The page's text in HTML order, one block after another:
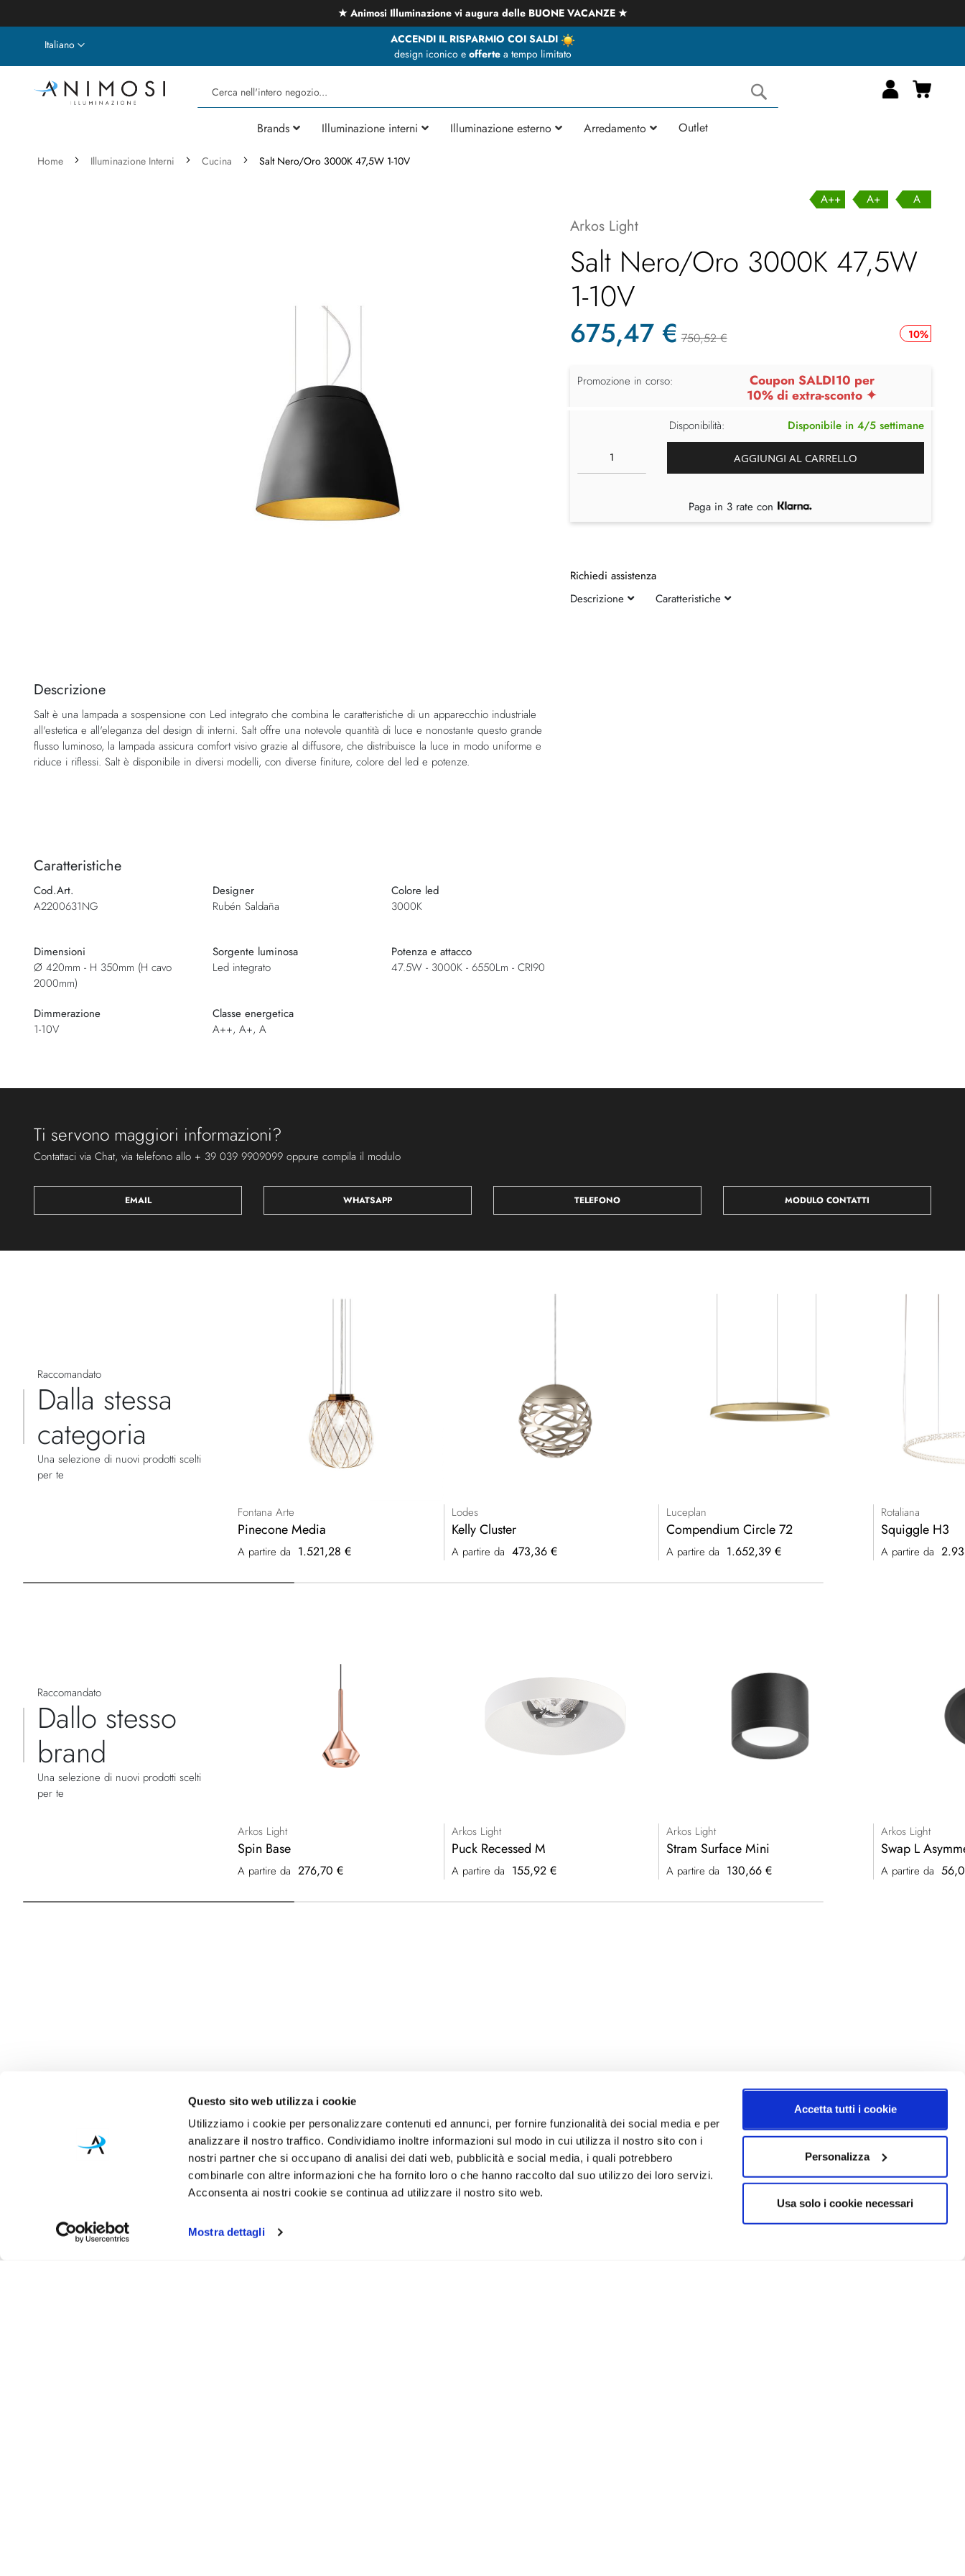
Questo sito web utilizza i cookie
Utilizziamo i cookie per personalizzare contenuti ed annunci, per fornire funzionalità dei social media e per
analizzare il nostro traffico. Condividiamo inoltre informazioni sul modo in cui utilizza il nostro sito con i
nostri partner che si occupano di analisi dei dati web, pubblicità e social media, i quali potrebbero
combinarle con altre informazioni che ha fornito loro o che hanno raccolto dal suo utilizzo dei loro servizi.
Acconsenta ai nostri cookie se continua ad utilizzare il nostro sito web.
Mostra dettagli
Accetta tutti i cookie
Personalizza
Usa solo i cookie necessari
★ Animosi Illuminazione vi augura delle BUONE VACANZE ★
ACCENDI IL RISPARMIO COI SALDI
design iconico e offertea tempo limitato
Lingua
Italiano
Cerca Cerca
Carrello
Brands Illuminazione interni Illuminazione esterno Arredamento Outlet
Home Illuminazione Interni Cucina Salt Nero/Oro 3000K 47,5W 1-10V
della
di
immagini
Descrizione
Salt è una lampada a sospensione con Led integrato che combina le caratteristiche di un apparecchio industriale
all'estetica e all'eleganza del design di interni. Salt offre una notevole quantità di luce e nonostante questo grande
flusso luminoso, la lampada assicura comfort visivo grazie al diffusore, che distribuisce la luce in modo uniforme e
riduce i riflessi. Salt è disponibile in diversi modelli, con diverse finiture, colore del led e potenze.
Caratteristiche
Cod.Art.
A2200631NG
Designer
Rubén Saldaña
Colore led
3000K
Dimensioni
Ø 420mm - H 350mm (H cavo
2000mm)
Sorgente luminosa
Led integrato
Potenza e attacco
47.5W - 3000K - 6550Lm - CRI90
Dimmerazione
1-10V
Classe energetica
A++, A+, A
A++ A+ A
Arkos Light
Salt Nero/Oro 3000K 47,5W
1-10V
10%
675,47 € 750,52 €
Promozione in corso:
Coupon SALDI10 per
10% di extra-sconto ✦
Disponibilità: Disponibile in 4/5 settimane
AGGIUNGI AL CARRELLO
Paga in 3 rate con
Richiedi assistenza
Descrizione
Caratteristiche
Ti servono maggiori informazioni?
Contattaci via Chat, via telefono allo + 39 039 9909099 oppure compila il modulo
EMAIL WHATSAPP TELEFONO MODULO CONTATTI
Raccomandato
Dalla stessa
categoria
Una selezione di nuovi prodotti scelti
per te
Fontana Arte
Pinecone Media
A partire da 1.521,28 €
Lodes
Kelly Cluster
A partire da 473,36 €
Luceplan
Compendium Circle 72
A partire da 1.652,39 €
Rotaliana
Squiggle H3
A partire da
Raccomandato
Dallo stesso
brand
Una selezione di nuovi prodotti scelti
per te
Arkos Light
Spin Base
A partire da 276,70 €
Arkos Light
Puck Recessed M
A partire da 155,92 €
Arkos Light
Stram Surface Mini
A partire da 130,66 €
Arkos Light
Swap L
A partire da